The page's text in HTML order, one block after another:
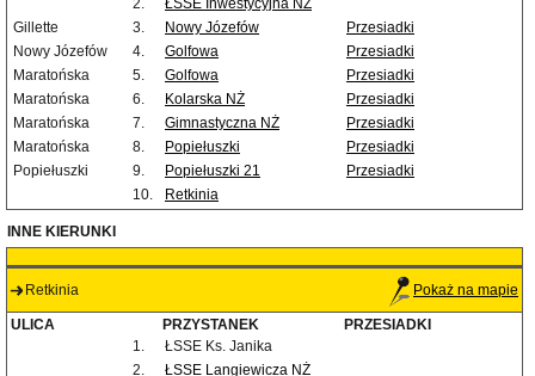
2.
ŁSSE Inwestycyjna NŻ
Gillette
3. Nowy Józefów
Przesiadki
Nowy Józefów
4. Golfowa
Przesiadki
Maratońska
5. Golfowa
Przesiadki
Maratońska
6. Kolarska NŻ
Przesiadki
Maratońska
7. Gimnastyczna NŻ
Przesiadki
Maratońska
8. Popiełuszki
Przesiadki
Popiełuszki
9. Popiełuszki 21
Przesiadki
10.
Retkinia
INNE KIERUNKI
Retkinia Pokaż na mapie
ULICA PRZYSTANEK
PRZESIADKI
1.
ŁSSE Ks. Janika
2.
ŁSSE Langiewicza NŻ